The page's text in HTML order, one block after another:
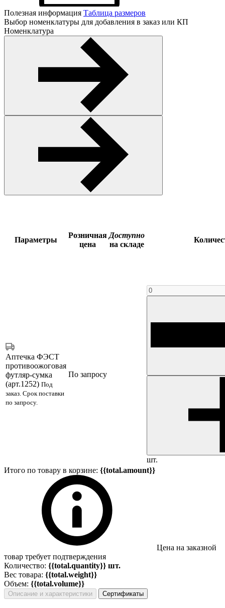
Полезная информация Таблица размеров
Выбор номенклатуры для добавления в заказ или КП
Номенклатура
Параметры
Розничная
цена
Доступно
на складе
Аптечка ФЭСТ
противоожоговая
футляр-сумка
(арт.1252) Под
заказ. Срок поставки
по запросу.
По запросу
шт.
Итого по товару в корзине: {{total.amount}}
Цена на заказной
товар требует подтверждения
Количество: {{total.quantity}} шт.
Вес товара: {{total.weight}}
Объем: {{total.volume}}
Описание и характеристики Сертификаты